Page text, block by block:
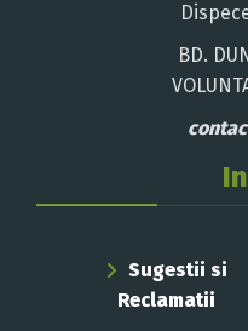
BD.
Sugestii si
Reclamatii